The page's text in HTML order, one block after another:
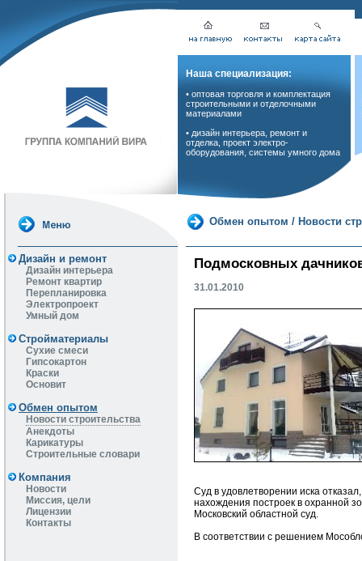
Наша специализация:
• оптовая торговля и комплектация
строительными и отделочными
материалами
• дизайн интерьера, ремонт и
отделка, проект электро-
оборудования, системы умного дома
Дизайн и ремонт
Дизайн интерьера
Ремонт квартир
Перепланировка
Электропроект
Умный дом
Стройматериалы
Сухие смеси
Гипсокартон
Краски
Основит
Обмен опытом
Новости строительства
Анекдоты
Карикатуры
Строительные словари
Компания
Новости
Миссия, цели
Лицензии
Контакты
Обмен опытом / Новости
Подмосковных
31.01.2010
Суд в удовлетворении иска
нахождения построек в охранной
Московский областной суд.
В соответствии с решением